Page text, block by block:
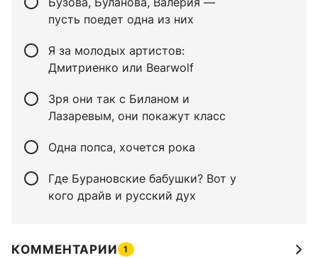
пусть поедет одна из них
Я за молодых артистов:
Дмитриенко или Bearwolf
Зря они так с Биланом и
Лазаревым, они покажут класс
Одна попса, хочется рока
Где Бурановские бабушки? Вот у
кого драйв и русский дух
КОММЕНТАРИИ 1